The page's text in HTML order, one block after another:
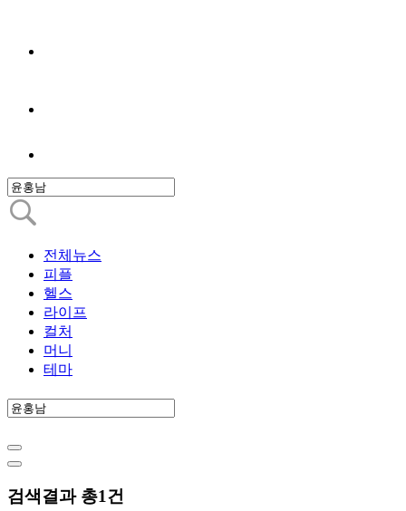
전체뉴스
피플
헬스
라이프
컬처
머니
테마
검색결과 총1건